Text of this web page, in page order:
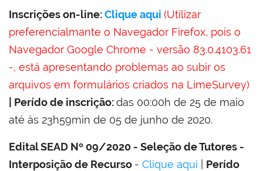
Inscrições on-line:Clique aqui (Utilizar
preferencialmante o Navegador Firefox, pois o
Navegador Google Chrome - versão 83.0.4103.61
-, está apresentando problemas ao subir os
arquivos em formulários criados na LimeSurvey)
| Perído de inscrição:das 00:00h de 25 de maio
até às 23h59min de 05 de junho de 2020.
Edital SEAD Nº 09/2020 - Seleção de Tutores -
Interposição de Recurso - Clique aqui
Perído